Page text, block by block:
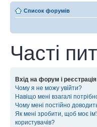
Список форумів
Часті
Вхід на форум і реєстрація
Чому я не можу увійти?
Навіщо мені взагалі
Чому мені постійно
Як мені зробити, щоб моє
користувачів?